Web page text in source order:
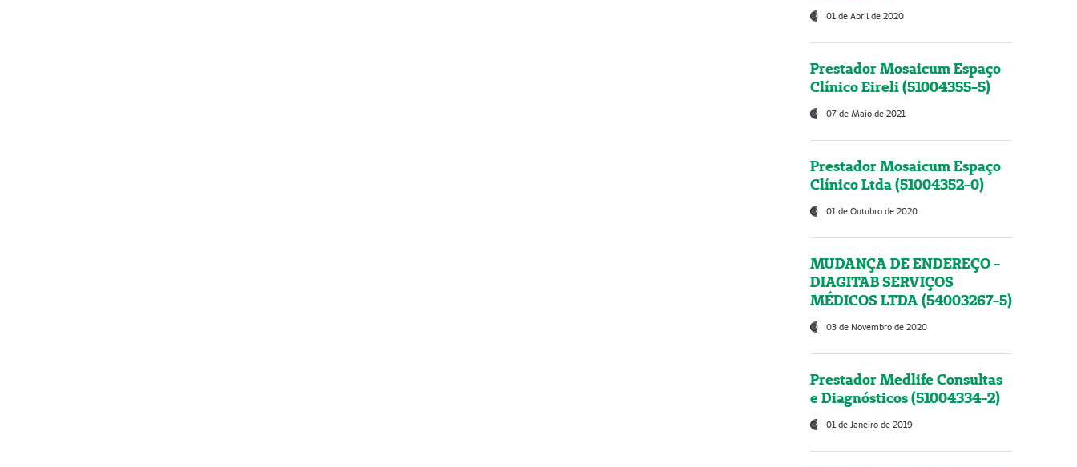
01 de Abril de 2020
Prestador Mosaicum Espaço
Clínico Eireli (51004355-5)
07 de Maio de 2021
Prestador Mosaicum Espaço
Clínico Ltda (51004352-0)
01 de Outubro de 2020
MUDANÇA DE ENDEREÇO -
DIAGITAB SERVIÇOS
MÉDICOS LTDA (54003267-5)
03 de Novembro de 2020
Prestador Medlife Consultas
e Diagnósticos (51004334-2)
01 de Janeiro de 2019